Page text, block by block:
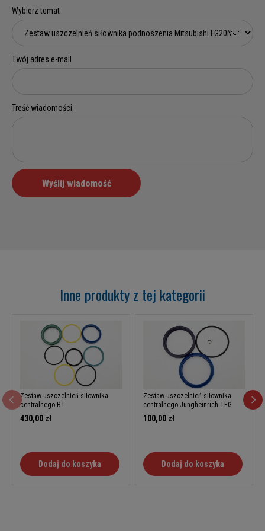
Inne produkty z tej kategorii
Zestaw uszczelnień siłownika
centralnego BT
430,00 zł
Dodaj do koszyka
Zestaw uszczelnień siłownika
centralnego Jungheinrich TFG
100,00 zł
Dodaj do koszyka